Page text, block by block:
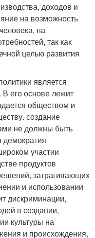
доходов и
на возможность
на
так как
целью развития
является
В его основе лежит
обществом и
создание
не должны быть
демократия
участии
продуктов
затрагивающих
и использовании
дискриминации,
в создании,
культуры на
и происхождения,